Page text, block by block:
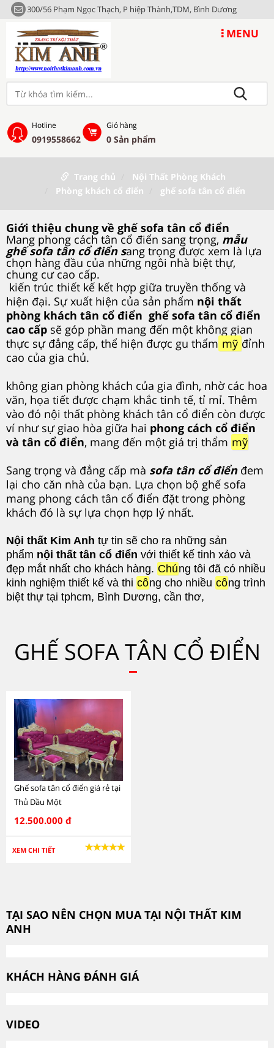
300/56 Phạm Ngọc Thạch, P hiệp Thành,TDM, Bình Dương
MENU
Hotline
0919558662
Giỏ hàng
0 Sản phẩm
Trang chủ
Nội Thất Phòng Khách
Phòng khách cổ điển
ghế sofa tân cổ điển
Giới thiệu chung về ghế sofa tân cổ điển
Mang phong cách tân cổ điển sang trọng, mẫu
ghế sofa tân cổ điển sang trọng được xem là lựa
chọn hàng đầu của những ngôi nhà biệt thự,
chung cư cao cấp.
kiến trúc thiết kế kết hợp giữa truyền thống và
hiện đại. Sự xuất hiện của sản phẩm nội thất
phòng khách tân cổ điển ghế sofa tân cổ điển
cao cấp sẽ góp phần mang đến một không gian
thực sự đẳng cấp, thể hiện được gu thẩm mỹ đỉnh
cao của gia chủ.
không gian phòng khách của gia đình, nhờ các hoa
văn, họa tiết được chạm khắc tinh tế, tỉ mỉ. Thêm
vào đó nội thất phòng khách tân cổ điển còn được
ví như sự giao hòa giữa hai phong cách cổ điển
và tân cổ điển, mang đến một giá trị thẩm mỹ
Sang trọng và đẳng cấp mà sofa tân cổ điểnđem
lại cho căn nhà của bạn. Lựa chọn bộ ghế sofa
mang phong cách tân cổ điển đặt trong phòng
khách đó là sự lựa chọn hợp lý nhất.
Nội thất Kim Anh tự tin sẽ cho ra những sản
phẩm nội thất tân cổ điển với thiết kế tinh xảo và
đẹp mắt nhất cho khách hàng. Chúng tôi đã có nhiều
kinh nghiệm thiết kế và thi công cho nhiều công trình
biệt thự tại tphcm, Bình Dương, cần thơ,
GHẾ SOFA TÂN CỔ ĐIỂN
Ghế sofa tân cổ điển giá rẻ tại
Thủ Dầu Một
12.500.000 đ
XEM CHI TIẾT
TẠI SAO NÊN CHỌN MUA TẠI NỘI THẤT KIM
ANH
KHÁCH HÀNG ĐÁNH GIÁ
VIDEO